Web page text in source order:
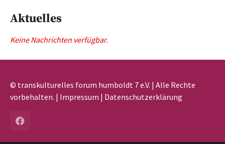
Aktuelles
Keine Nachrichten verfügbar.
© transkulturelles forum humboldt 7 e.V. | Alle Rechte
vorbehalten. | Impressum | Datenschutzerklärung